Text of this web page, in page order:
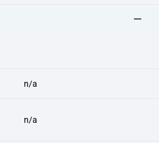
n/a
n/a